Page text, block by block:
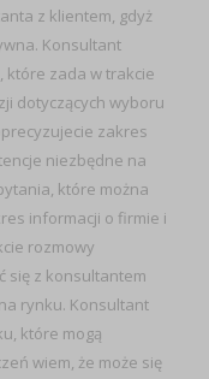
z klientem, gdyż
Konsultant
które zada w trakcie
dotyczących wyboru
zakres
niezbędne na
które można
informacji o firmie i
rozmowy
się z konsultantem
rynku. Konsultant
które mogą
wiem, że może się